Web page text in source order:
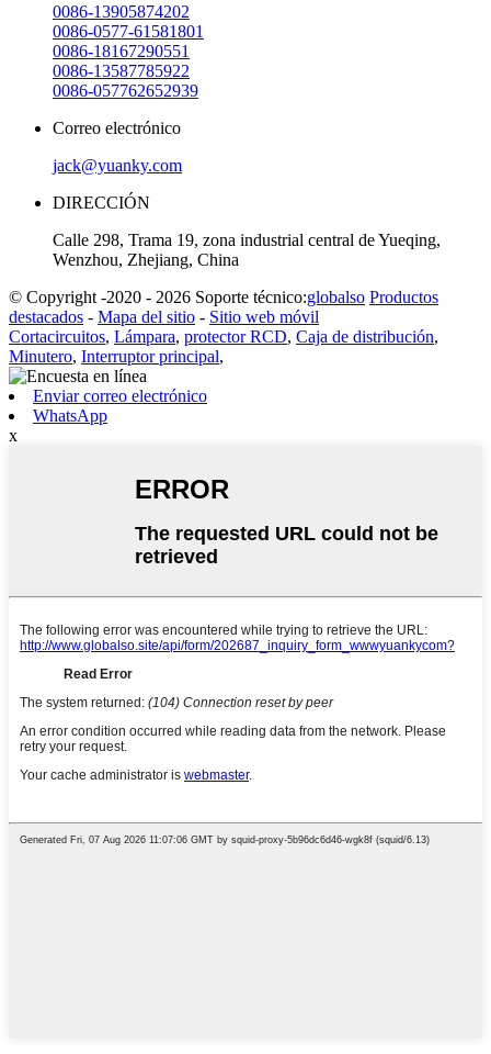
0086-13905874202
0086-0577-61581801
0086-18167290551
0086-13587785922
0086-057762652939
Correo electrónico
jack@yuanky.com
DIRECCIÓN
Calle 298, Trama 19, zona industrial central de Yueqing,
Wenzhou, Zhejiang, China
© Copyright -2020 - 2026 Soporte técnico:globalso Productos
destacados - Mapa del sitio - Sitio web móvil
Cortacircuitos, Lámpara, protector RCD, Caja de distribución,
Minutero, Interruptor principal,
Enviar correo electrónico
WhatsApp
x